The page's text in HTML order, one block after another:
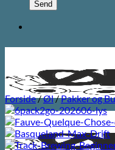
Forside/Øl/Pakker og